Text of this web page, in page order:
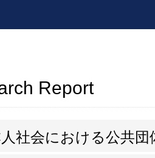
Report
社会における公共団